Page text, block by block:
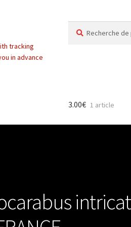
tracking
in advance
pour :
3.00€ 1 article